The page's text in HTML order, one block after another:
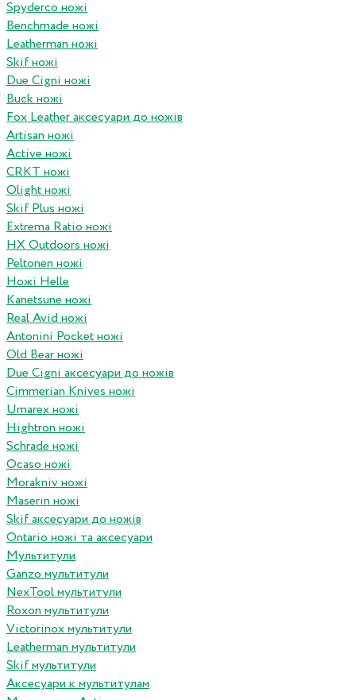
Spyderco ножі
Benchmade ножі
Leatherman ножі
Skif ножі
Due Cigni ножі
Buck ножі
Fox Leather аксесуари до ножів
Artisan ножі
Active ножі
CRKT ножі
Olight ножі
Skif Plus ножі
Extrema Ratio ножі
HX Outdoors ножі
Peltonen ножі
Ножі Helle
Kanetsune ножі
Real Avid ножі
Antonini Pocket ножі
Old Bear ножі
Due Cigni аксесуари до ножів
Cimmerian Knives ножі
Umarex ножі
Hightron ножі
Schrade ножі
Ocaso ножі
Morakniv ножі
Maserin ножі
Skif аксесуари до ножів
Ontario ножі та аксесуари
Мультитули
Ganzo мультитули
NexTool мультитули
Roxon мультитули
Victorinox мультитули
Leatherman мультитули
Skif мультитули
Аксесуари к мультитулам